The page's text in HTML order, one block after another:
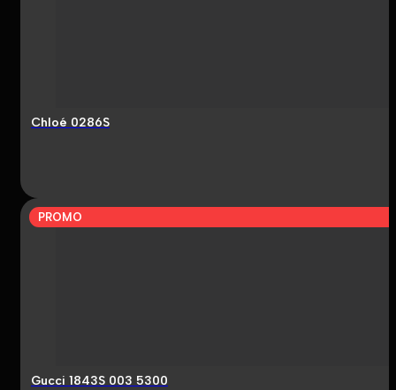
Chloé 0286S
PROMO
Gucci 1843S 003 5300